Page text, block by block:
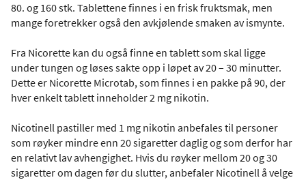
80. og 160 stk. Tablettene finnes i en frisk fruktsmak, men
mange foretrekker også den avkjølende smaken av ismynte.
Fra Nicorette kan du også finne en tablett som skal ligge
under tungen og løses sakte opp i løpet av 20 – 30 minutter.
Dette er Nicorette Microtab, som finnes i en pakke på 90, der
hver enkelt tablett inneholder 2 mg nikotin.
Nicotinell pastiller med 1 mg nikotin anbefales til personer
som røyker mindre enn 20 sigaretter daglig og som derfor har
en relativt lav avhengighet. Hvis du røyker mellom 20 og 30
sigaretter om dagen før du slutter, anbefaler Nicotinell å velge